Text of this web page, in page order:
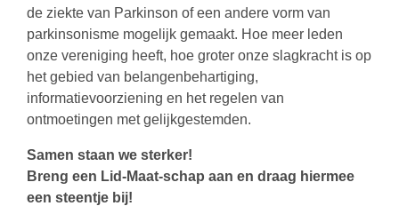
de ziekte van Parkinson of een andere vorm van
parkinsonisme mogelijk gemaakt. Hoe meer leden
onze vereniging heeft, hoe groter onze slagkracht is op
het gebied van belangenbehartiging,
informatievoorziening en het regelen van
ontmoetingen met gelijkgestemden.
Samen staan we sterker!
Breng een Lid-Maat-schap aan en draag hiermee
een steentje bij!